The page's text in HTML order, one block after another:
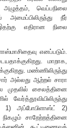
தூரம் என
சவ்வூடுபரவல்
செலவின்றி
அடர்த்தியில்
பிரிக்கப்படும்
ஒட்டுமொத்தப்
எனவும் இதற்கு